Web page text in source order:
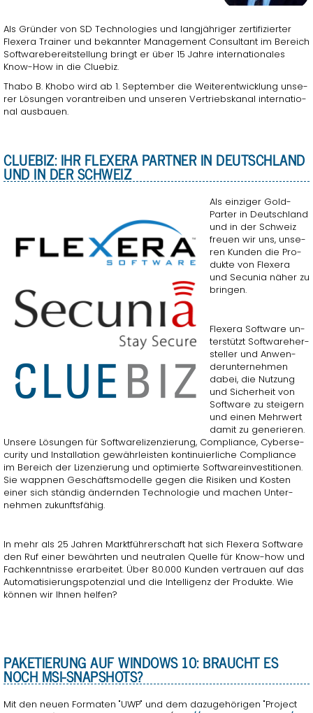
Als Grün­der von SD Tech­no­lo­gies und lang­jäh­ri­ger zer­ti­fi­zier­ter
Fle­x­e­ra Trai­ner und be­kann­ter Ma­nage­ment Con­sul­tant im Be­reich
Soft­ware­be­reit­stel­lung bringt er über 15 Jahre in­ter­na­tio­na­les
Know-How in die Clue­biz.
Thabo B. Khobo wird ab 1. Sep­tem­ber die Wei­ter­ent­wick­lung un­se­
rer Lö­sun­gen vor­an­trei­ben und un­se­ren Ver­triebs­ka­nal in­ter­na­tio­
nal aus­bau­en.
CLUE­BIZ: IHR FLE­X­E­RA PART­NER IN DEUTSCH­LAND
UND IN DER SCHWEIZ
Als ein­zi­ger Gold-
Par­ter in Deutsch­land
und in der Schweiz
freu­en wir uns, un­se­
ren Kun­den die Pro­
duk­te von Fle­x­e­ra
und Se­cu­nia näher zu
brin­gen.
Fle­x­e­ra Soft­ware un­
ter­stützt Soft­ware­her­
stel­ler und An­wen­
der­un­ter­neh­men
dabei, die Nut­zung
und Si­cher­heit von
Soft­ware zu stei­gern
und einen Mehr­wert
damit zu ge­ne­rie­ren.
Un­se­re Lö­sun­gen für Soft­ware­li­zen­zie­rung, Com­pli­an­ce, Cy­ber­se­
cu­ri­ty und In­stal­la­ti­on ge­währ­leis­ten kon­ti­nu­ier­li­che Com­pli­an­ce
im Be­reich der Li­zen­zie­rung und op­ti­mier­te Soft­ware­inves­ti­tio­nen.
Sie wapp­nen Ge­schäfts­mo­del­le gegen die Ri­si­ken und Kos­ten
einer sich stän­dig än­dern­den Tech­no­lo­gie und ma­chen Un­ter­
neh­men zu­kunfts­fä­hig.
In mehr als 25 Jah­ren Markt­füh­rer­schaft hat sich Fle­x­e­ra Soft­ware
den Ruf einer be­währ­ten und neu­tra­len Quel­le für Know-how und
Fach­kennt­nis­se er­ar­bei­tet. Über 80.000 Kun­den ver­trau­en auf das
Au­to­ma­ti­sie­rungs­po­ten­zi­al und die In­tel­li­genz der Pro­duk­te. Wie
kön­nen wir Ihnen hel­fen?
PA­KE­TIE­RUNG AUF WIN­DOWS 10: BRAUCHT ES
NOCH MSI-SNAPSHOTS?
Mit den neuen For­ma­ten "UWP" und dem da­zu­ge­hö­ri­gen "Pro­ject